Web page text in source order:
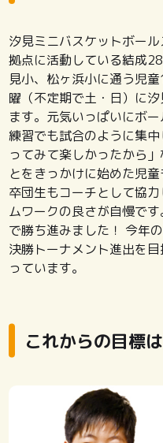
汐見ミニバスケットボー
拠点に活動している結成
見小、松ヶ浜小に通う児
曜（不定期で土・日）に
ます。元気いっぱいにボ
練習でも試合のように集
ってみて楽しかったから
とをきっかけに始めた児童
卒団生もコーチとして協
ムワークの良さが自慢で
で勝ち進みました！ 今年
決勝トーナメント進出を
っています。
これからの目標